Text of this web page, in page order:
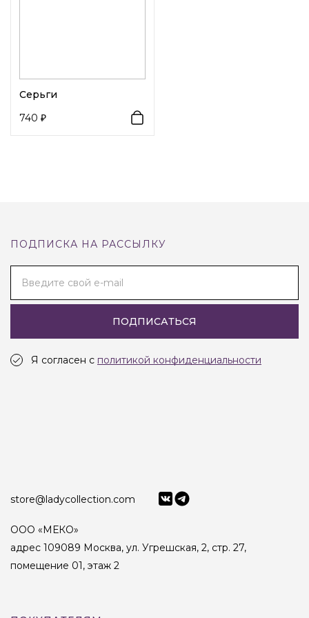
Серьги
740
ПОДПИСКА НА РАССЫЛКУ
Введите свой e-mail
ПОДПИСАТЬСЯ
Я согласен с политикой конфиденциальности
store@ladycollection.com
ООО «МЕКО»
адрес 109089 Москва, ул. Угрешская, 2, стр. 27,
помещение 01, этаж 2